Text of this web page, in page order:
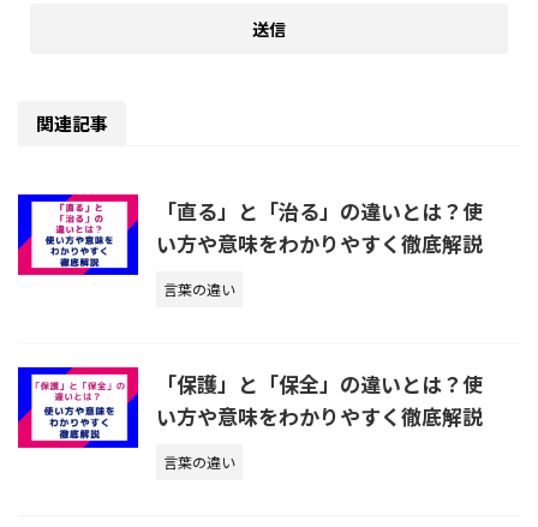
関連記事
「直る」と「治る」の違いとは？使
い方や意味をわかりやすく徹底解説
言葉の違い
「保護」と「保全」の違いとは？使
い方や意味をわかりやすく徹底解説
言葉の違い